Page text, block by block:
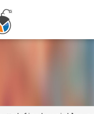
variable:
default.ctp